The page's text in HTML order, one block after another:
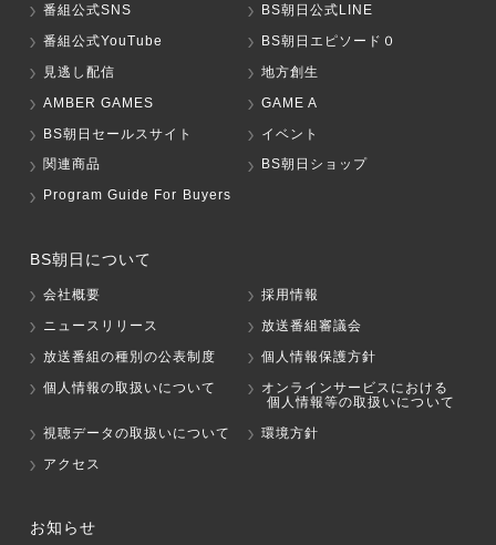
番組公式SNS
BS朝日公式LINE
番組公式YouTube
BS朝日エピソード０
見逃し配信
地方創生
AMBER GAMES
GAME A
BS朝日セールスサイト
イベント
関連商品
BS朝日ショップ
Program Guide For Buyers
BS朝日について
会社概要
採用情報
ニュースリリース
放送番組審議会
放送番組の種別の公表制度
個人情報保護方針
個人情報の取扱いについて
オンラインサービスにおける
個人情報等の取扱いについて
視聴データの取扱いについて
環境方針
アクセス
お知らせ